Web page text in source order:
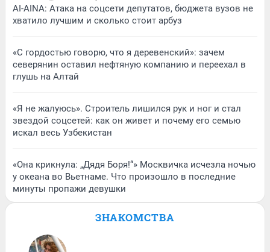
AI-AINA: Атака на соцсети депутатов, бюджета вузов не
хватило лучшим и сколько стоит арбуз
«С гордостью говорю, что я деревенский»: зачем
северянин оставил нефтяную компанию и переехал в
глушь на Алтай
«Я не жалуюсь». Строитель лишился рук и ног и стал
звездой соцсетей: как он живет и почему его семью
искал весь Узбекистан
«Она крикнула: „Дядя Боря!“» Москвичка исчезла ночью
у океана во Вьетнаме. Что произошло в последние
минуты пропажи девушки
ЗНАКОМСТВА